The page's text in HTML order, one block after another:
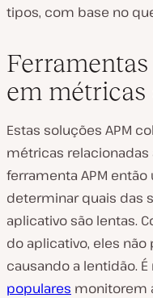
tipos, com base no
em métricas
Estas soluções APM
métricas relacionadas
ferramenta APM
determinar quais das
aplicativo são lentas.
do aplicativo, eles
causando a lentidão. É
populares monitorem